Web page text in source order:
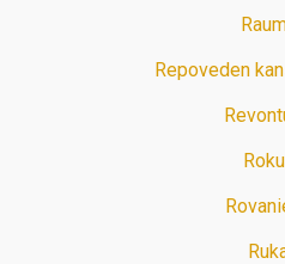
Repoveden